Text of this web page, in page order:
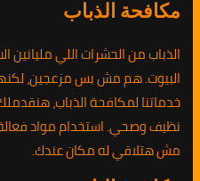
مكافحة الذباب
الذباب من الحشرات اللي
البيوت. هم مش بس مزعجين،
خدماتنا لمكافحة الذباب،
نظيف وصحي. استخدام مواد
مش هتلاقي له مكان عندك.